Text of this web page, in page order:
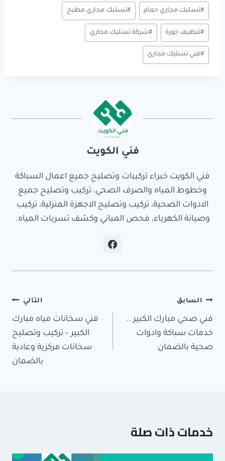
#تسليك مجاري حمام #تسليك مجاري مطبخ
#تنظيف جورة #شركة تسليك مجاري
#فني تسليك مجاري
فني الكويت
فني الكويت خبراء تركيبات وتصليح جميع اعمال السباكة
وخطوط المياه والصرف الصحي، تركيب وتصليح جميع
الادوات الصحية، تركيب وتصليح الاجهزة المنزلية، تركيب
وصيانة الكهرباء، فحص المباني وكشف تسربات المياه.
تصفّح
المقالات
السابق
فني صحي مبارك الكبير ..
خدمات سباكة وادوات
صحية بالضمان
التالي
فني سخانات مياه مبارك
الكبير – تركيب وتصليح
سخانات مركزية وعادية
بالضمان
خدمات ذات صلة